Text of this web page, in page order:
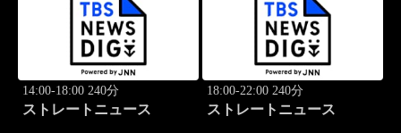
14:00-18:00 240分
ストレートニュース
18:00-22:00 240分
ストレートニュース